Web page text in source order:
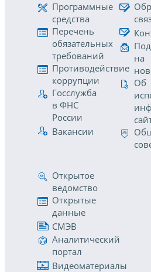
Программные
средства
Перечень
обязательных
требований
Противодействие
коррупции
Госслужба
в ФНС
России
Вакансии
на
Об
Открытое
ведомство
Открытые
данные
СМЭВ
Аналитический
портал
Видеоматериалы